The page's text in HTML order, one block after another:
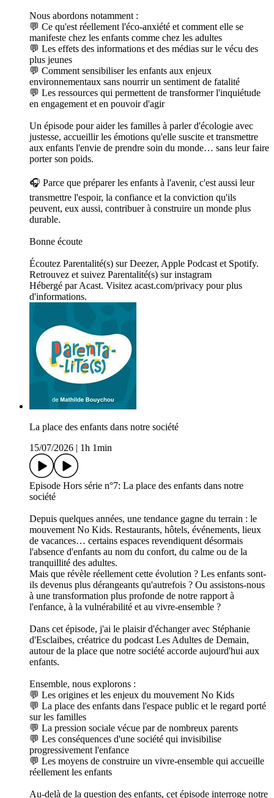
Nous abordons notamment :
💬 Ce qu'est réellement l'éco-anxiété et comment elle se
manifeste chez les enfants comme chez les adultes
💬 Les effets des informations et des médias sur le vécu des
plus jeunes
💬 Comment sensibiliser les enfants aux enjeux
environnementaux sans nourrir un sentiment de fatalité
💬 Les ressources qui permettent de transformer l'inquiétude
en engagement et en pouvoir d'agir
Un épisode pour aider les familles à parler d'écologie avec
justesse, accueillir les émotions qu'elle suscite et transmettre
aux enfants l'envie de prendre soin du monde… sans leur faire
porter son poids.
🎧 Parce que préparer les enfants à l'avenir, c'est aussi leur
transmettre l'espoir, la confiance et la conviction qu'ils
peuvent, eux aussi, contribuer à construire un monde plus
durable.
Bonne écoute
Écoutez Parentalité(s) sur Deezer, Apple Podcast et Spotify.
Retrouvez et suivez Parentalité(s) sur instagram
Hébergé par Acast. Visitez acast.com/privacy pour plus
d'informations.
La place des enfants dans notre société
15/07/2026
1h 1min
Episode Hors série n°7: La place des enfants dans notre
société
Depuis quelques années, une tendance gagne du terrain : le
mouvement No Kids. Restaurants, hôtels, événements, lieux
de vacances… certains espaces revendiquent désormais
l'absence d'enfants au nom du confort, du calme ou de la
tranquillité des adultes.
Mais que révèle réellement cette évolution ? Les enfants sont-
ils devenus plus dérangeants qu'autrefois ? Ou assistons-nous
à une transformation plus profonde de notre rapport à
l'enfance, à la vulnérabilité et au vivre-ensemble ?
Dans cet épisode, j'ai le plaisir d'échanger avec Stéphanie
d'Esclaibes, créatrice du podcast Les Adultes de Demain,
autour de la place que notre société accorde aujourd'hui aux
enfants.
Ensemble, nous explorons :
💬 Les origines et les enjeux du mouvement No Kids
💬 La place des enfants dans l'espace public et le regard porté
sur les familles
💬 La pression sociale vécue par de nombreux parents
💬 Les conséquences d'une société qui invisibilise
progressivement l'enfance
💬 Les moyens de construire un vivre-ensemble qui accueille
réellement les enfants
Au-delà de la question des enfants, cet épisode interroge notre